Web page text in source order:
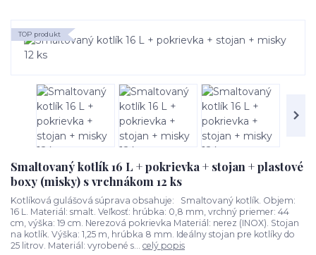
TOP produkt
Smaltovaný kotlík 16 L + pokrievka + stojan + plastové
boxy (misky) s vrchnákom 12 ks
Kotlíková gulášová súprava obsahuje: Smaltovaný kotlík. Objem:
16 L. Materiál: smalt. Veľkosť: hrúbka: 0,8 mm, vrchný priemer: 44
cm, výška: 19 cm. Nerezová pokrievka Materiál: nerez (INOX). Stojan
na kotlík. Výška: 1,25 m, hrúbka 8 mm. Ideálny stojan pre kotlíky do
25 litrov. Materiál: vyrobené s... celý popis